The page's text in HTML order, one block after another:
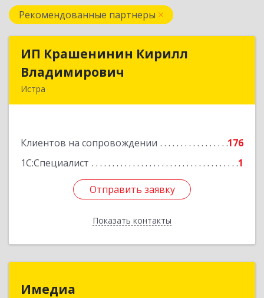
Рекомендованные партнеры
ИП Крашенинин Кирилл
Владимирович
Истра
Клиентов на сопровождении
176
1С:Специалист
1
Отправить заявку
Показать контакты
ИП Крашенинин Кирилл
Подробнее
Отправить заявку
Назад
Имедиа